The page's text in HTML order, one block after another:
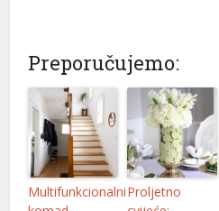
Preporučujemo:
MultifunkcionalniProljetno